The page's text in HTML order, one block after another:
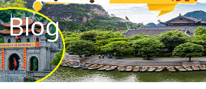
Blog